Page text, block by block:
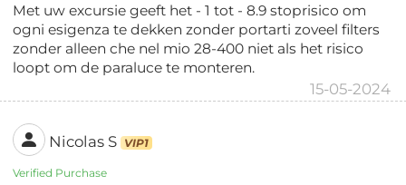
Met uw excursie geeft het - 1 tot - 8.9 stoprisico om
ogni esigenza te dekken zonder portarti zoveel filters
zonder alleen che nel mio 28-400 niet als het risico
loopt om de paraluce te monteren.
15-05-2024
Nicolas S VIP1
Verified Purchase